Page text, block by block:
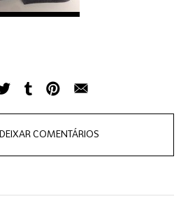
DEIXAR COMENTÁRIOS